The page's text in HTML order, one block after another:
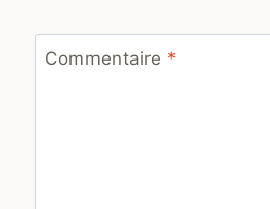
Commentaire *